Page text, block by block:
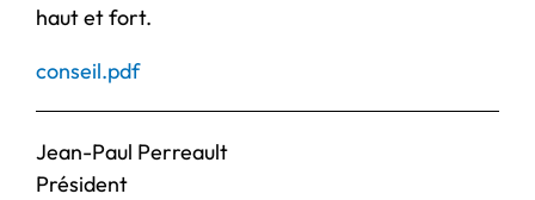
haut et fort.
conseil.pdf
Jean-Paul Perreault
Président